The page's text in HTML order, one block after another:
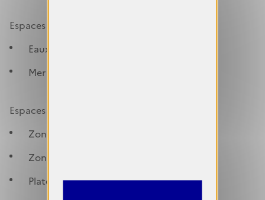
Espaces de souveraineté :
Eaux intérieures
Mer territoriale
Espaces sous juridiction :
Zone contiguë
Zone économique exclusive (ZEE)
Plateau continental